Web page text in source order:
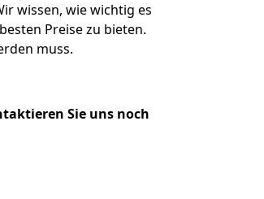
wissen, wie wichtig es
Preise zu bieten.
muss.
Sie uns noch